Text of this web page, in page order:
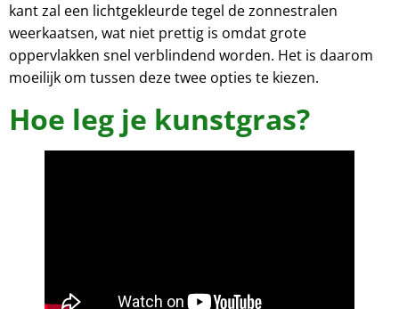
kant zal een lichtgekleurde tegel de zonnestralen
weerkaatsen, wat niet prettig is omdat grote
oppervlakken snel verblindend worden. Het is daarom
moeilijk om tussen deze twee opties te kiezen.
Hoe leg je kunstgras?